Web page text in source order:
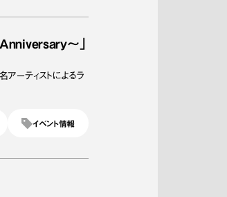
～」
アーティストによるラ
イベント情報